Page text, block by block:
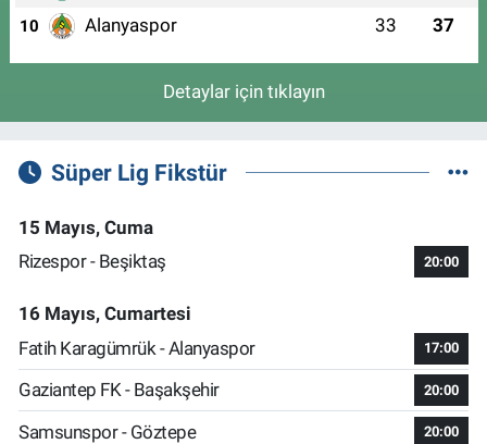
10 Alanyaspor 33 37
Detaylar için tıklayın
Süper Lig Fikstür
15 Mayıs, Cuma
Rizespor - Beşiktaş
20:00
16 Mayıs, Cumartesi
Fatih Karagümrük - Alanyaspor
17:00
Gaziantep FK - Başakşehir 20:00
Samsunspor - Göztepe 20:00